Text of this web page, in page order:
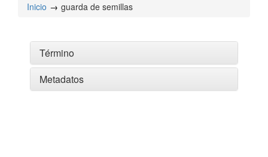
Inicio guarda de semillas
Término
Metadatos